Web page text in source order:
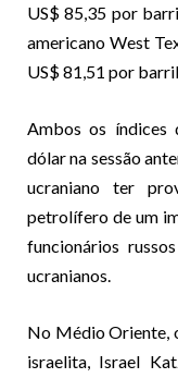
US$ 85,35 por
americano West
US$ 81,51 por
Ambos os índices
dólar na sessão
ucraniano ter
petrolífero de um
funcionários
ucranianos.
No Médio Oriente,
israelita, Israel